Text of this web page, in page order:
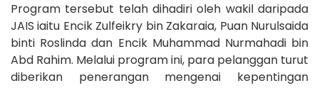
Program tersebut telah dihadiri oleh wakil daripada
JAIS iaitu Encik Zulfeikry bin Zakaraia, Puan Nurulsaida
binti Roslinda dan Encik Muhammad Nurmahadi bin
Abd Rahim. Melalui program ini, para pelanggan turut
diberikan penerangan mengenai kepentingan